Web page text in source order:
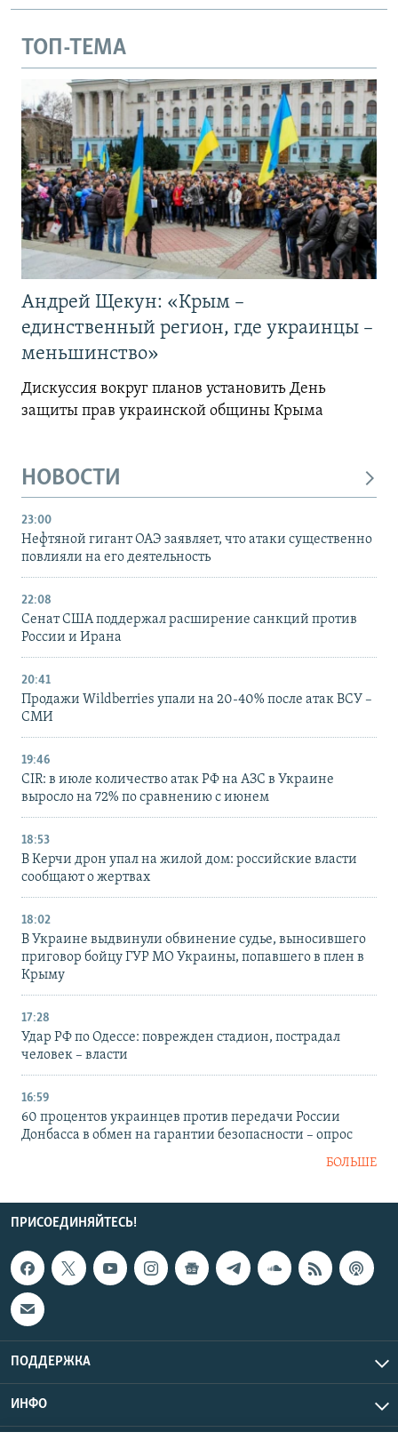
ТОП-ТЕМА
Андрей Щекун: «Крым –
единственный регион, где украинцы –
меньшинство»
Дискуссия вокруг планов установить День
защиты прав украинской общины Крыма
НОВОСТИ
23:00
Нефтяной гигант ОАЭ заявляет, что атаки существенно
повлияли на его деятельность
22:08
Сенат США поддержал расширение санкций против
России и Ирана
20:41
Продажи Wildberries упали на 20-40% после атак ВСУ –
СМИ
19:46
CIR: в июле количество атак РФ на АЗС в Украине
выросло на 72% по сравнению с июнем
18:53
В Керчи дрон упал на жилой дом: российские власти
сообщают о жертвах
18:02
В Украине выдвинули обвинение судье, выносившего
приговор бойцу ГУР МО Украины, попавшего в плен в
Крыму
17:28
Удар РФ по Одессе: поврежден стадион, пострадал
человек – власти
16:59
60 процентов украинцев против передачи России
Донбасса в обмен на гарантии безопасности – опрос
БОЛЬШЕ
ПРИСОЕДИНЯЙТЕСЬ!
ПОДДЕРЖКА
ИНФО